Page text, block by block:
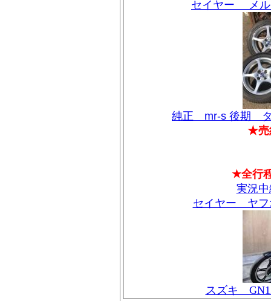
セイヤー メル
純正 mr-s 後期
★売
★全行
実況
セイヤー ヤ
スズキ